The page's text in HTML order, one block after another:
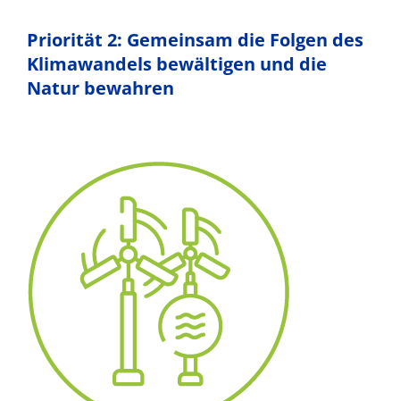
Priorität 2: Gemeinsam die Folgen des
Klimawandels bewältigen und die
Natur bewahren